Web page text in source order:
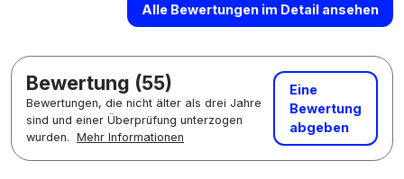
Alle Bewertungen im Detail ansehen
Bewertung (55)
Bewertungen, die nicht älter als drei Jahre
sind und einer Überprüfung unterzogen
wurden. Mehr Informationen
Eine
Bewertung
abgeben